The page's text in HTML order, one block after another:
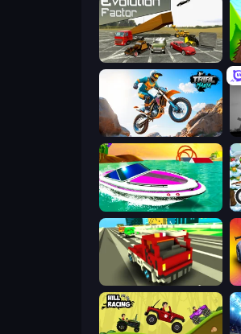
Evolution Factor
Trial Mania
Jet Boat Racing
Blocky Traffic Racing